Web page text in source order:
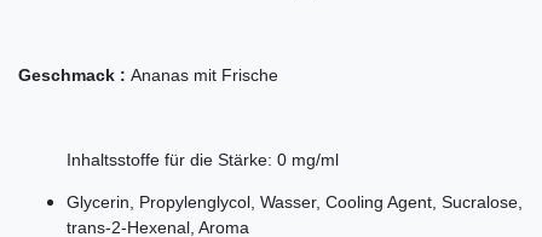
Geschmack : Ananas mit Frische
Inhaltsstoffe für die Stärke: 0 mg/ml
Glycerin, Propylenglycol, Wasser, Cooling Agent, Sucralose,
trans-2-Hexenal, Aroma